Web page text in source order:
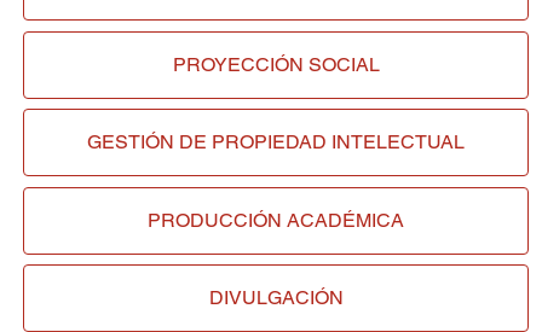
PROYECCIÓN SOCIAL
GESTIÓN DE PROPIEDAD INTELECTUAL
PRODUCCIÓN ACADÉMICA
DIVULGACIÓN